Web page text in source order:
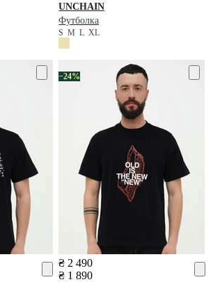
UNCHAIN
Футболка
SMLXL
−24%
₴ 2 490
₴ 1 890